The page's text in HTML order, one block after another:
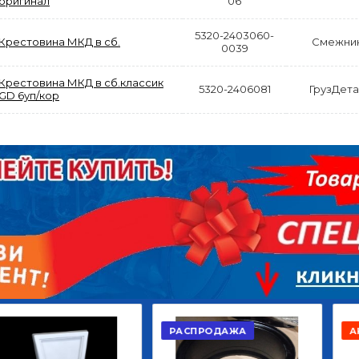
ДИСК СЦЕПЛЕНИЯ
ВЕДОМЫЙ КЛАССИК
2 422,40
В КОРЗИНУ
КРУГ ПОВОРОТНЫЙ
10*12ОТВ., Д.102*86
Г.КАЗАНЬ
29 668,20 Р
В КОРЗИНУ
Крестовина МКД в сб.
5320-2403060-
0039
Крестовина МКД в сб.классик
GD 6уп/кор
5320-2406081
РАСПРОДАЖА АКЦИЯ